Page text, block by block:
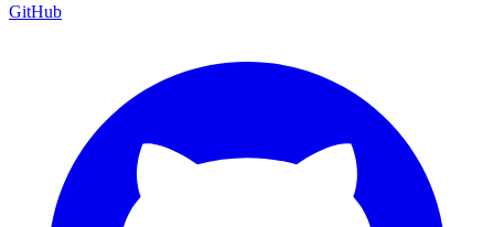
GitHub